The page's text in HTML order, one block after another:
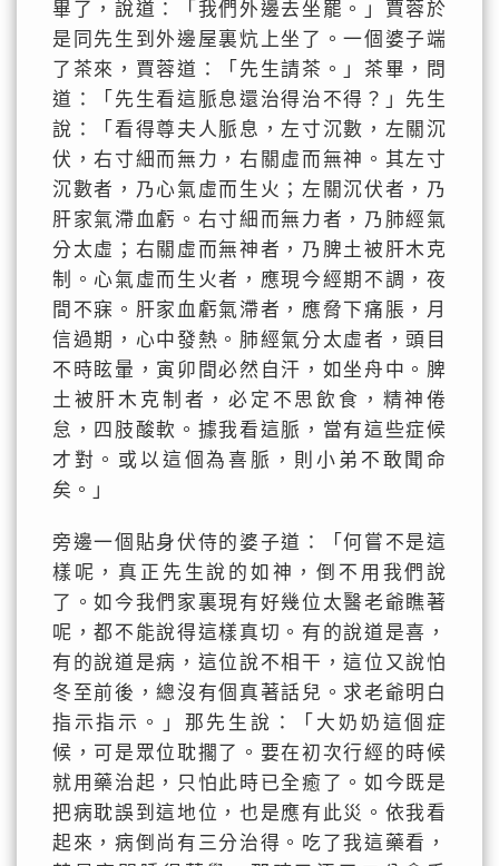
畢了，說道：「我們外邊去坐罷。」賈蓉於
是同先生到外邊屋裏炕上坐了。一個婆子端
了茶來，賈蓉道：「先生請茶。」茶畢，問
道：「先生看這脈息還治得治不得？」先生
說：「看得尊夫人脈息，左寸沉數，左關沉
伏，右寸細而無力，右關虛而無神。其左寸
沉數者，乃心氣虛而生火；左關沉伏者，乃
肝家氣滯血虧。右寸細而無力者，乃肺經氣
分太虛；右關虛而無神者，乃脾土被肝木克
制。心氣虛而生火者，應現今經期不調，夜
間不寐。肝家血虧氣滯者，應脅下痛脹，月
信過期，心中發熱。肺經氣分太虛者，頭目
不時眩暈，寅卯間必然自汗，如坐舟中。脾
土被肝木克制者，必定不思飲食，精神倦
怠，四肢酸軟。據我看這脈，當有這些症候
才對。或以這個為喜脈，則小弟不敢聞命
矣。」
旁邊一個貼身伏侍的婆子道：「何嘗不是這
樣呢，真正先生說的如神，倒不用我們說
了。如今我們家裏現有好幾位太醫老爺瞧著
呢，都不能說得這樣真切。有的說道是喜，
有的說道是病，這位說不相干，這位又說怕
冬至前後，總沒有個真著話兒。求老爺明白
指示指示。」那先生說：「大奶奶這個症
候，可是眾位耽擱了。要在初次行經的時候
就用藥治起，只怕此時已全癒了。如今既是
把病耽誤到這地位，也是應有此災。依我看
起來，病倒尚有三分治得。吃了我這藥看，